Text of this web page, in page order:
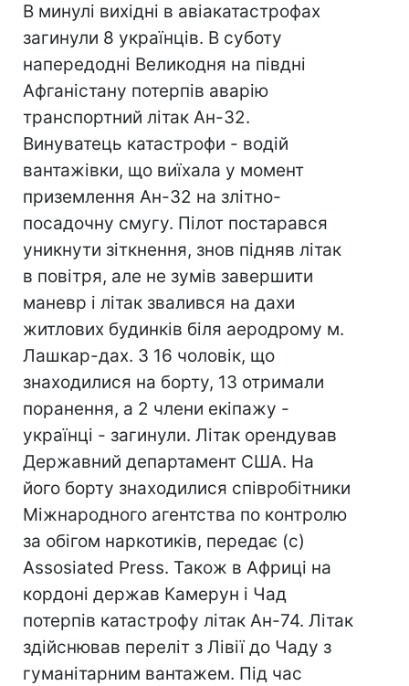
В минулі вихідні в авіакатастрофах
загинули 8 українців. В суботу
напередодні Великодня на півдні
Афганістану потерпів аварію
транспортний літак Ан-32.
Винуватець катастрофи - водій
вантажівки, що виїхала у момент
приземлення Ан-32 на злітно-
посадочну смугу. Пілот постарався
уникнути зіткнення, знов підняв літак
в повітря, але не зумів завершити
маневр і літак звалився на дахи
житлових будинків біля аеродрому м.
Лашкар-дах. З 16 чоловік, що
знаходилися на борту, 13 отримали
поранення, а 2 члени екіпажу -
українці - загинули. Літак орендував
Державний департамент США. На
його борту знаходилися співробітники
Міжнародного агентства по контролю
за обігом наркотиків, передає (с)
Assosiated Press. Також в Африці на
кордоні держав Камерун і Чад
потерпів катастрофу літак Ан-74. Літак
здійснював переліт з Лівії до Чаду з
гуманітарним вантажем. Під час